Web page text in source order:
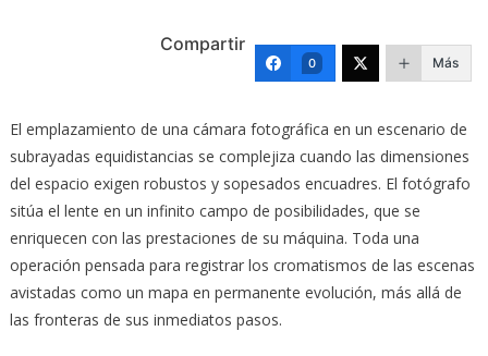
Compartir
0 Más
El emplazamiento de una cámara fotográfica en un escenario de
subrayadas equidistancias se complejiza cuando las dimensiones
del espacio exigen robustos y sopesados encuadres. El fotógrafo
sitúa el lente en un infinito campo de posibilidades, que se
enriquecen con las prestaciones de su máquina. Toda una
operación pensada para registrar los cromatismos de las escenas
avistadas como un mapa en permanente evolución, más allá de
las fronteras de sus inmediatos pasos.